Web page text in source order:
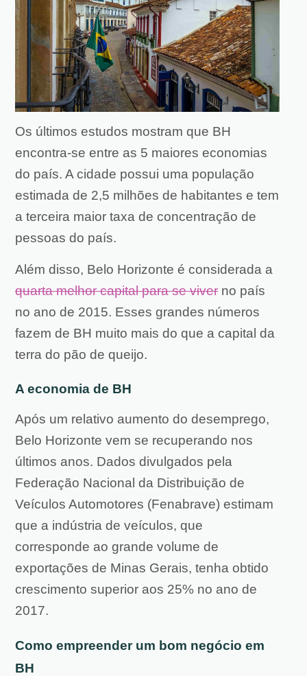
Os últimos estudos mostram que BH
encontra-se entre as 5 maiores economias
do país. A cidade possui uma população
estimada de 2,5 milhões de habitantes e tem
a terceira maior taxa de concentração de
pessoas do país.
Além disso, Belo Horizonte é considerada a
quarta melhor capital para se viver no país
no ano de 2015. Esses grandes números
fazem de BH muito mais do que a capital da
terra do pão de queijo.
A economia de BH
Após um relativo aumento do desemprego,
Belo Horizonte vem se recuperando nos
últimos anos. Dados divulgados pela
Federação Nacional da Distribuição de
Veículos Automotores (Fenabrave) estimam
que a indústria de veículos, que
corresponde ao grande volume de
exportações de Minas Gerais, tenha obtido
crescimento superior aos 25% no ano de
2017.
Como empreender um bom negócio em
BH